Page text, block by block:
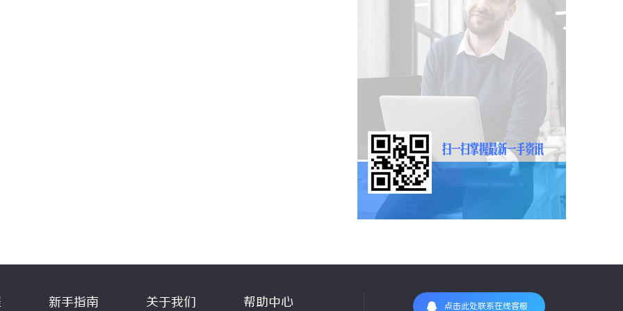
新手指南 关于我们 帮助中心 点击此处联系在线客服